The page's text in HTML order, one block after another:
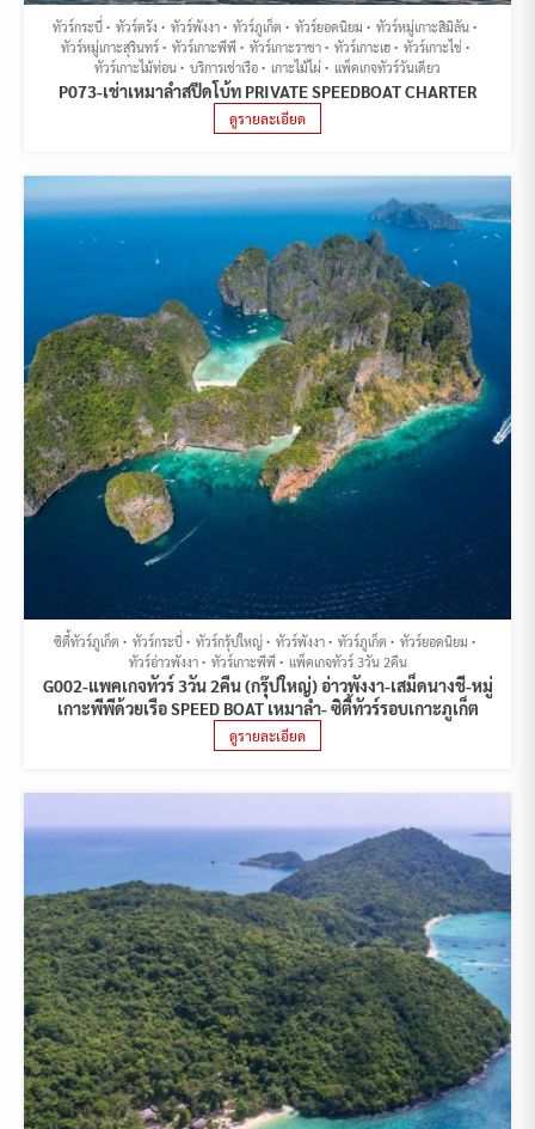
ทัวร์กระบี่ ทัวร์ตรัง ทัวร์พังงา ทัวร์ภูเก็ต ทัวร์ยอดนิยม
ทัวร์หมู่เกาะสิมิลัน
ทัวร์หมู่เกาะสุรินทร์
ทัวร์เกาะพีพี ทัวร์เกาะราชา ทัวร์เกาะเฮ
ทัวร์เกาะไข่
ทัวร์เกาะไม้ท่อน
บริการเช่าเรือ เกาะไม้ไผ่ แพ็คเกจทัวร์วันเดียว
P073-เช่าเหมาลำสปีดโบ้ท PRIVATE SPEEDBOAT CHARTER
ดูรายละเอียด
ซิตี้ทัวร์ภูเก็ต ทัวร์กระบี่ ทัวร์กรุ้ปใหญ่ ทัวร์พังงา ทัวร์ภูเก็ต
ทัวร์ยอดนิยม
ทัวร์อ่าวพังงา
ทัวร์เกาะพีพี แพ็คเกจทัวร์ 3วัน 2คืน
G002-แพคเกจทัวร์ 3วัน 2คืน (กรุ๊ปใหญ่) อ่าวพังงา-เสม็ดนางชี-หมู่
เกาะพีพีด้วยเรือ SPEED BOAT เหมาลำ- ซิตี้ทัวร์รอบเกาะภูเก็ต
ดูรายละเอียด